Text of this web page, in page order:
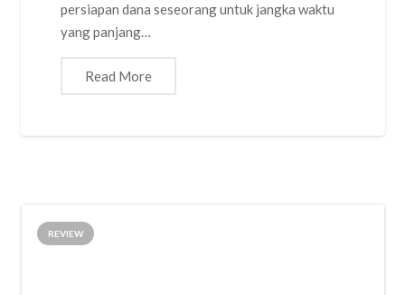
persiapan dana seseorang untuk jangka waktu
yang panjang…
Read More
REVIEW